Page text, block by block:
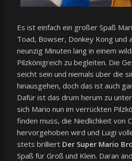
Es ist einfach ein großer Spaß
Toad, Bowser, Donkey Kong und
neunzig Minuten lang in einem
Pilzkönigreich zu begleiten. Die
seicht sein und niemals über die
hinausgehen, doch das ist auch
Dafür ist das drum herum zu
sich Mario nun im verrückten
finden muss, die Niedlichkeit von
hervorgehoben wird und Luigi
stets brilliert Der Super Mario
Spaß für Groß und Klein. Daran